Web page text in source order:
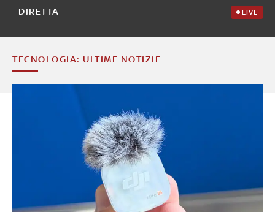
DIRETTA LIVE
TECNOLOGIA: ULTIME NOTIZIE